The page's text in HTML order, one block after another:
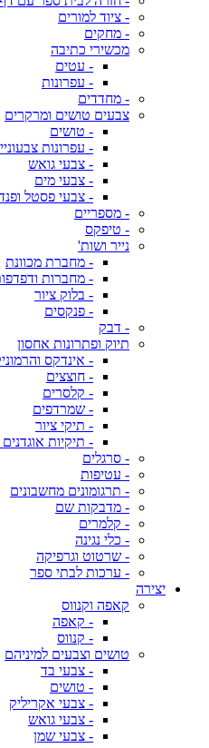
- ציוד למורים
- מחקים
מכשירי כתיבה
- עטים
- עפרונות
- מחדדים
צבעים טושים ומרקרים
- טושים
- עפרונות
- צבעי גואש
- צבעי מים
- צבעי פסטל
- מספריים
- טיפקס
נייר ושות'
- מחברת מכוונת
- מחברות
- בלוק ציור
- פנקסים
- דבק
תיוק ופתרונות אחסון
- אינדקס
- חוצצים
- קלסרים
- שמרדפים
- תיקי ציור
- תיקיות אוגדנים
- סרגלים
- עטיפות
- תרגומונים מחשבונים
- מדבקות שם
- קלמרים
- כלי נגינה
- שרטוט וגרפיקה
- ערכות לבתי ספר
יצירה
קאפה וקנווס
- קאפה
- קנווס
טושים וצבעים למיניהם
- צבעי בד
- טושים
- צבעי אקריליק
- צבעי גואש
- צבעי שמן